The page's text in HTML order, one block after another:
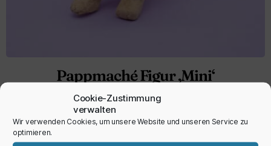
Cookie-Zustimmung
verwalten
Wir verwenden Cookies, um unsere Website und unseren Service zu
optimieren.
Pappmaché Figur ‚Mini‘
3,95€
inkl. MwSt.